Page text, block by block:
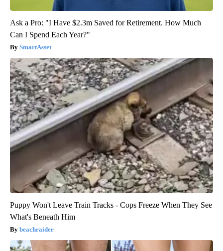
Ask a Pro: "I Have $2.3m Saved for Retirement. How Much
Can I Spend Each Year?"
SmartAsset
Puppy Won't Leave Train Tracks - Cops Freeze When They See
What's Beneath Him
beachraider